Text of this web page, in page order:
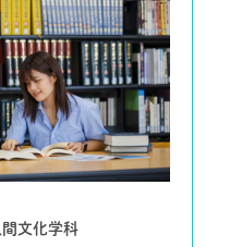
文化学科